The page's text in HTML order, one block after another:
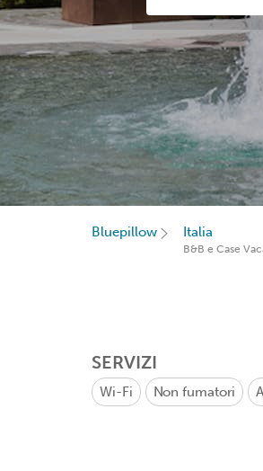
Bluepillow Italia
B&B e Case
SERVIZI
Wi-Fi Non fumatori